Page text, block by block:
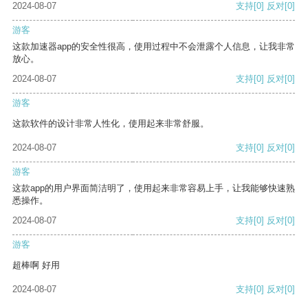
2024-08-07
支持[0] 反对[0]
游客
这款加速器app的安全性很高，使用过程中不会泄露个人信息，让我非常
放心。
2024-08-07
支持[0] 反对[0]
游客
这款软件的设计非常人性化，使用起来非常舒服。
2024-08-07 支持[0] 反对[0]
游客
这款app的用户界面简洁明了，使用起来非常容易上手，让我能够快速熟
悉操作。
2024-08-07
支持[0] 反对[0]
游客
超棒啊 好用
2024-08-07 支持[0] 反对[0]